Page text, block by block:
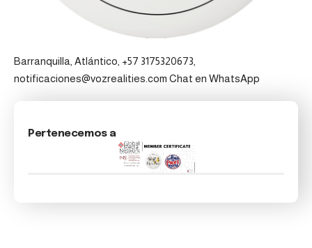
Barranquilla, Atlántico, +57 3175320673,
notificaciones@vozrealities.com Chat en WhatsApp
Pertenecemos a